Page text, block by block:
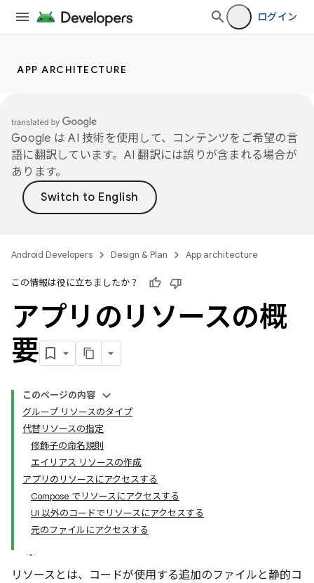
ログイン
APP ARCHITECTURE
Google は AI 技術を使用して、コンテンツをご希望の言
語に翻訳しています。AI 翻訳には誤りが含まれる場合が
あります。
Android Developers Design & Plan App architecture
この情報は役に立ちましたか？
アプリのリソースの概
要
このページの内容
グループ リソースのタイプ
代替リソースの指定
修飾子の命名規則
エイリアス リソースの作成
アプリのリソースにアクセスする
Compose でリソースにアクセスする
UI 以外のコードでリソースにアクセスする
元のファイルにアクセスする
リソースとは、コードが使用する追加のファイルと静的コ